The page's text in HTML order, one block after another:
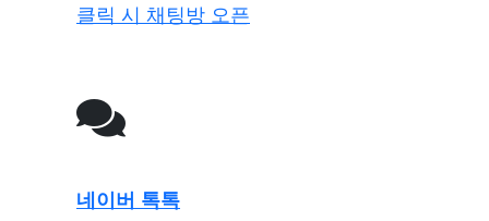
클릭 시 채팅방 오픈
네이버 톡톡